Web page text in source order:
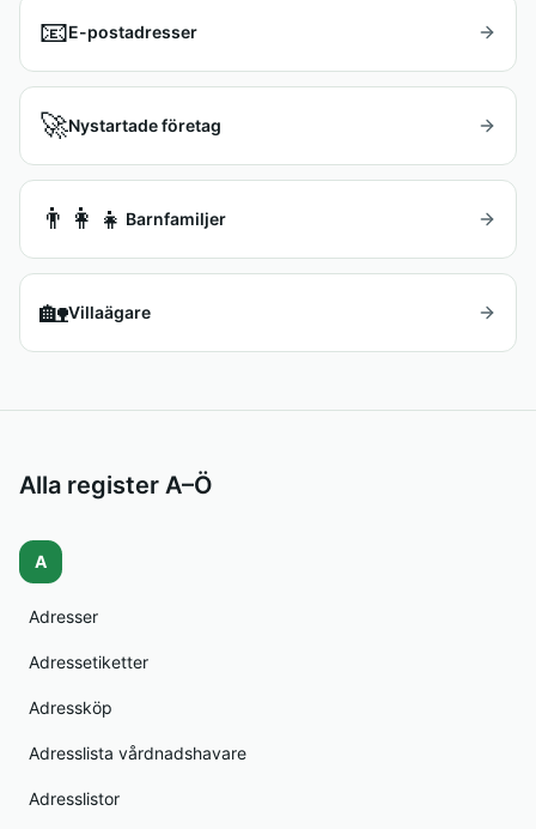
📧E-postadresser
🚀Nystartade företag
👨‍👩‍👧 Barnfamiljer
🏡Villaägare
Alla register A–Ö
A
Adresser
Adressetiketter
Adressköp
Adresslista vårdnadshavare
Adresslistor